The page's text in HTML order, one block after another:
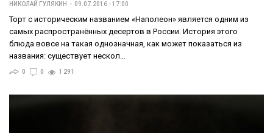
НИКОЛАЙ ГУЛЯКИН 09.07.2016 - 17:00
Торт с историческим названием «Наполеон» является одним из
самых распространённых десертов в России. История этого
блюда вовсе на такая однозначная, как может показаться из
названия: существует нескол…
0 0 1 291